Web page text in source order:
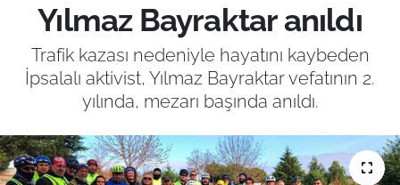
Yılmaz Bayraktar anıldı
Trafik kazası nedeniyle hayatını kaybeden
İpsalalı aktivist, Yılmaz Bayraktar vefatının 2.
yılında, mezarı başında anıldı.
ASAYİŞ
SİYASET
GÜNDEM
EKONOMİ